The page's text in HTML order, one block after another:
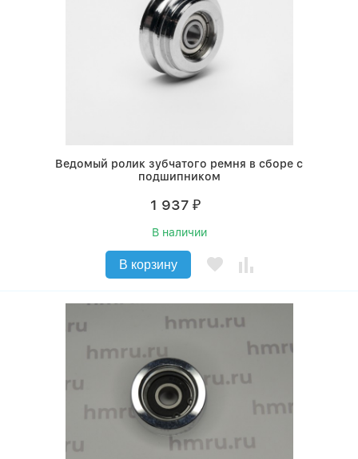
Ведомый ролик зубчатого ремня в сборе с
подшипником
1 937 ₽
В наличии
В корзину